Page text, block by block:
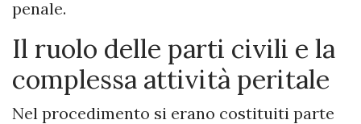
penale.
Il ruolo delle parti civili e la
complessa attività peritale
Nel procedimento si erano costituiti parte